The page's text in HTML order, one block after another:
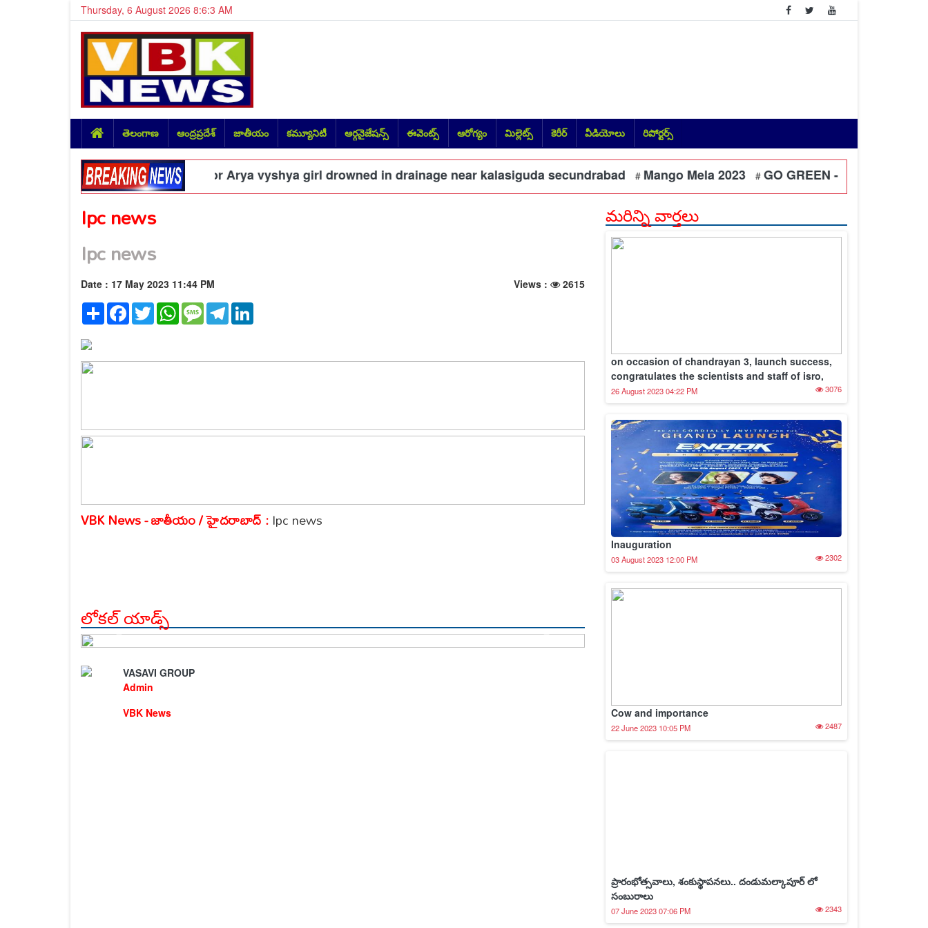
Thursday, 6 August 2026 8:6:4 AM
తెలంగాణ ఆంద్రప్రదేశ్ జాతీయం కమ్యూనిటీ ఆర్గనైజేషన్స్ ఈవెంట్స్ ఆరోగ్యం మిల్లెట్స్ కెరీర్ వీడియోలు రిపోర్టర్స్
శ్రీ ఉప్పల చంద్రశేఖర్ గుప్తా #Poor Arya vyshya girl drowned in drainage near kalasiguda secundrabad #Mango Mela 2023 #GO GREEN - Each One Plant
Ipc news
Ipc news
Date : 17 May 2023 11:44 PM Views :
2615
Share Facebook
TwitterWhatsAppMessageTelegram
VBK News - జాతీయం / హైదరాబాద్ :Ipc news
లోకల్ యాడ్స్
VASAVI GROUP
Admin
VBK News
మరిన్ని వార్తలు
on occasion of chandrayan 3, launch success,
congratulates the scientists and staff of isro,
26 August 2023 04:22 PM 3076
Inauguration
03 August 2023 12:00 PM 2302
Cow and importance
22 June 2023 10:05 PM 2487
ప్రారంభోత్సవాలు, శంకుస్థాపనలు.. దండుమల్కాపూర్ లో
సంబురాలు
07 June 2023 07:06 PM 2343